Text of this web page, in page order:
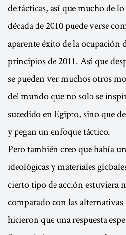
de tácticas, así que mucho de
década de 2010 puede verse
aparente éxito de la ocupación
principios de 2011. Así que
se pueden ver muchos otros
del mundo que no solo se
sucedido en Egipto, sino que
y pegan un enfoque táctico.
Pero también creo que había
ideológicas y materiales
cierto tipo de acción estuviera
comparado con las
hicieron que una respuesta